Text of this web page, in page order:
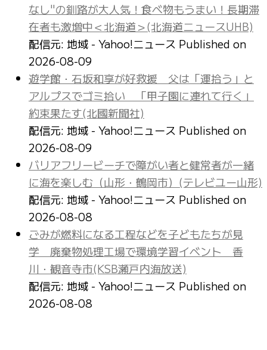
なし"の釧路が大人気！食べ物もうまい！長期滞
在者も激増中＜北海道＞(北海道ニュースUHB)
配信元: 地域 - Yahoo!ニュース Published on
2026-08-09
遊学館・石坂和享が好救援 父は「運拾う」と
アルプスでゴミ拾い 「甲子園に連れて行く」
約束果たす(北國新聞社)
配信元: 地域 - Yahoo!ニュース Published on
2026-08-09
バリアフリービーチで障がい者と健常者が一緒
に海を楽しむ（山形・鶴岡市）(テレビユー山形)
配信元: 地域 - Yahoo!ニュース Published on
2026-08-08
ごみが燃料になる工程などを子どもたちが見
学 廃棄物処理工場で環境学習イベント 香
川・観音寺市(KSB瀬戸内海放送)
配信元: 地域 - Yahoo!ニュース Published on
2026-08-08